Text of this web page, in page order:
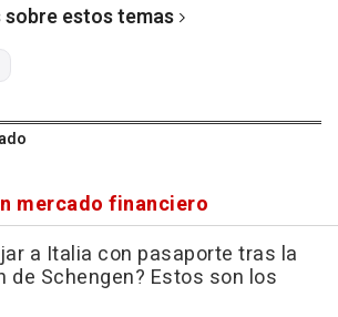
estos temas
mercado financiero
a Italia con pasaporte tras la
de Schengen? Estos son los